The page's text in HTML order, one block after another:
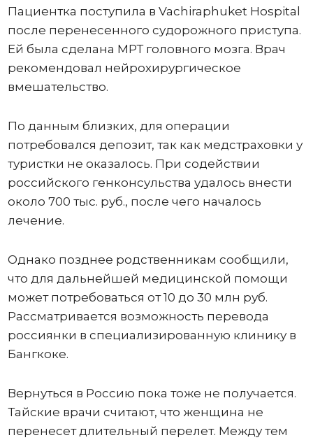
Пациентка поступила в Vachiraphuket Hospital
после перенесенного судорожного приступа.
Ей была сделана МРТ головного мозга. Врач
рекомендовал нейрохирургическое
вмешательство.
По данным близких, для операции
потребовался депозит, так как медстраховки у
туристки не оказалось. При содействии
российского генконсульства удалось внести
около 700 тыс. руб., после чего началось
лечение.
Однако позднее родственникам сообщили,
что для дальнейшей медицинской помощи
может потребоваться от 10 до 30 млн руб.
Рассматривается возможность перевода
россиянки в специализированную клинику в
Бангкоке.
Вернуться в Россию пока тоже не получается.
Тайские врачи считают, что женщина не
перенесет длительный перелет. Между тем